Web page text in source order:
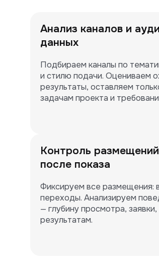
Анализ каналов и
данных
Подбираем каналы по
и стилю подачи. Оцениваем
результаты, оставляем
задачам проекта и
Контроль
после показа
Фиксируем все размещения:
переходы. Анализируем
— глубину просмотра,
результатам.